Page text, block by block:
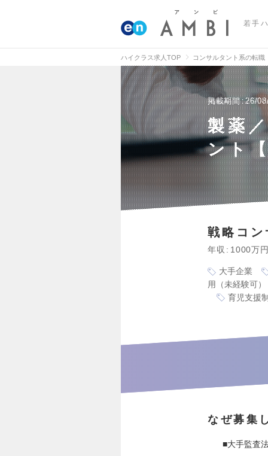
若手
ハイクラス求人TOP コンサルタント系の転職
掲載期間 26/
製薬
ント
戦略コ
年収 1000万
大手企業
用（未経験可）
育児支援
なぜ募集
■大手監査